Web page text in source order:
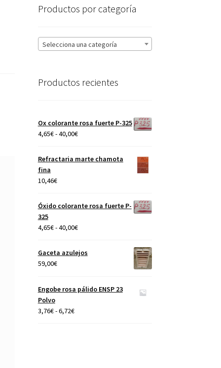
Productos por categoría
Selecciona una categoría
Productos recientes
Ox colorante rosa fuerte P-325
4,65€-40,00€Rango
precios:
Refractaria marte chamota
fina
10,46€
Óxido colorante rosa fuerte P-
325
4,65€-40,00€Rango
precios:
desde
40,00€
Gaceta azulejos
59,00€
Engobe rosa pálido ENSP 23
Polvo
3,76€-6,72€Rango